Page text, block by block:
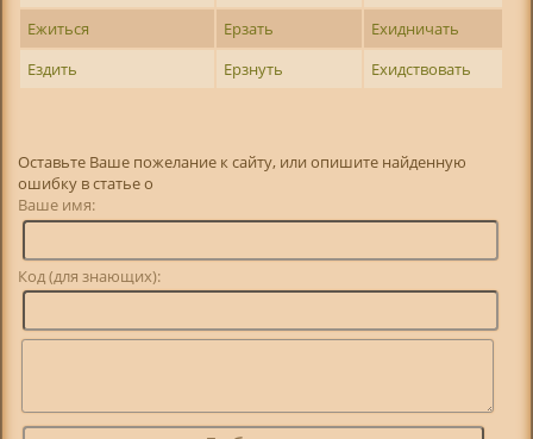
Ежиться
Ерзать
Ехидничать
Ездить
Ерзнуть Ехидствовать
Оставьте Ваше пожелание к сайту, или опишите найденную
ошибку в статье о
Ваше имя:
Код (для знающих):